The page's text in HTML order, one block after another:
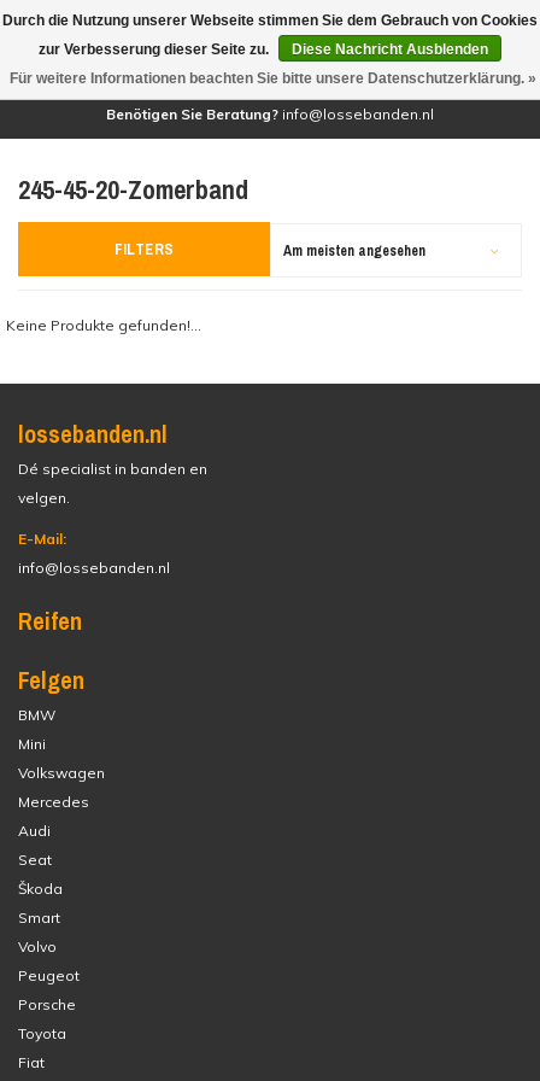
(0)
Benötigen Sie Beratung? info@lossebanden.nl
245-45-20-Zomerband
FILTERS Am meisten angesehen
Keine Produkte gefunden!...
lossebanden.nl
Dé specialist in banden en
velgen.
E-Mail:
info@lossebanden.nl
Reifen
Felgen
BMW
Mini
Volkswagen
Mercedes
Audi
Seat
Škoda
Smart
Volvo
Peugeot
Porsche
Toyota
Fiat
Durch die Nutzung unserer Webseite stimmen Sie dem Gebrauch von Cookies
zur Verbesserung dieser Seite zu.
Diese Nachricht Ausblenden
Für weitere Informationen beachten Sie bitte unsere Datenschutzerklärung. »